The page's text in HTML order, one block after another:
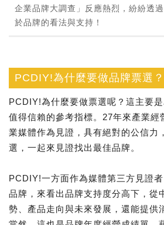
企業品牌大調查」反應熱烈，紛紛透
於品牌的看法與支持！
PCDIY!為什麼要做品牌票選？
PCDIY!為什麼要做票選呢？這主要
值得信賴的參考指標。27年來產業
業媒體作為見證，具有絕對的公信力
選，一起來見證找出最佳品牌。
PCDIY!一方面作為媒體第三方見證
品牌，來看出品牌支持度分高下，從
勢、產品走向與未來發展，還能提供